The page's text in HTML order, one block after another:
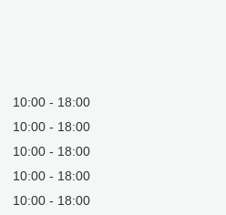
10:00
18:00
10:00
18:00
10:00
18:00
10:00
18:00
10:00
18:00